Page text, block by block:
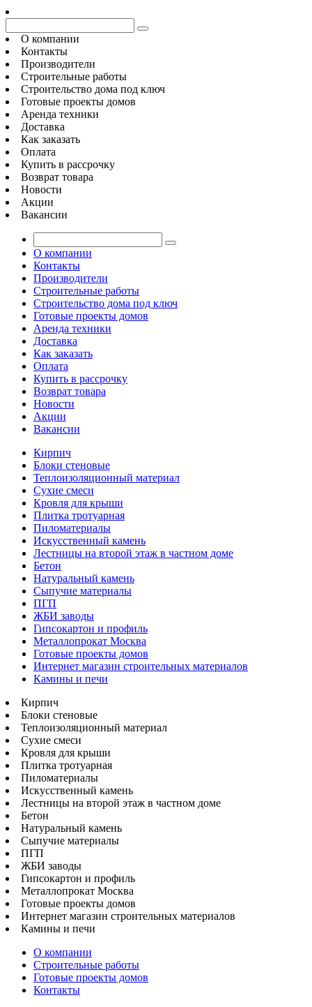
О компании
Контакты
Производители
Строительные работы
Строительство дома под ключ
Готовые проекты домов
Аренда техники
Доставка
Как заказать
Оплата
Купить в рассрочку
Возврат товара
Новости
Акции
Вакансии
О компании
Контакты
Производители
Строительные работы
Строительство дома под ключ
Готовые проекты домов
Аренда техники
Доставка
Как заказать
Оплата
Купить в рассрочку
Возврат товара
Новости
Акции
Вакансии
Кирпич
Блоки стеновые
Теплоизоляционный материал
Сухие смеси
Кровля для крыши
Плитка тротуарная
Пиломатериалы
Искусственный камень
Лестницы на второй этаж в частном доме
Бетон
Натуральный камень
Сыпучие материалы
ПГП
ЖБИ заводы
Гипсокартон и профиль
Металлопрокат Москва
Готовые проекты домов
Интернет магазин строительных материалов
Камины и печи
Кирпич
Блоки стеновые
Теплоизоляционный материал
Сухие смеси
Кровля для крыши
Плитка тротуарная
Пиломатериалы
Искусственный камень
Лестницы на второй этаж в частном доме
Бетон
Натуральный камень
Сыпучие материалы
ПГП
ЖБИ заводы
Гипсокартон и профиль
Металлопрокат Москва
Готовые проекты домов
Интернет магазин строительных материалов
Камины и печи
О компании
Строительные работы
Готовые проекты домов
Контакты